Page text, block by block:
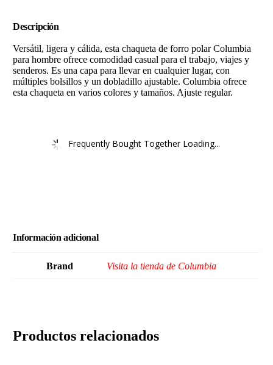
Descripción
Versátil, ligera y cálida, esta chaqueta de forro polar Columbia
para hombre ofrece comodidad casual para el trabajo, viajes y
senderos. Es una capa para llevar en cualquier lugar, con
múltiples bolsillos y un dobladillo ajustable. Columbia ofrece
esta chaqueta en varios colores y tamaños. Ajuste regular.
Frequently Bought Together Loading...
Información adicional
Brand Visita la tienda de Columbia
Productos relacionados